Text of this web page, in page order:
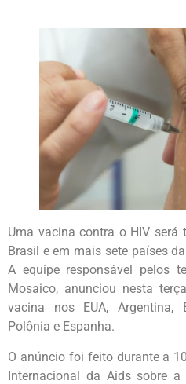
Uma vacina contra o HIV será
Brasil e em mais sete países
A equipe responsável pelos
Mosaico, anunciou nesta
vacina nos EUA, Argentina,
Polônia e Espanha.
O anúncio foi feito durante a
Internacional da Aids sobre